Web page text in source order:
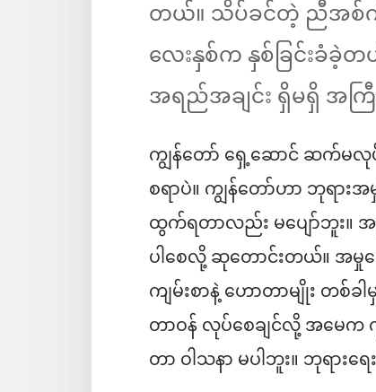
တယ်။ သိပ်ခင်တဲ့ ညီအ
လေးနှစ်က နှစ်ခြင်းခံခဲ့
အရည်အချင်း ရှိမရှိ အကြီ
ကျွန်တော် ရှေ့ဆောင် ဆက်
စရာပဲ။ ကျွန်တော်ဟာ ဘုရာ
ထွက်ရတာလည်း မပျော်ဘူး။ အ
ပါစေလို့ ဆုတောင်းတယ်။ အ
ကျမ်းစာနဲ့ ဟောတာမျိုး တစ်ခ
တာဝန် လုပ်စေချင်လို့ အမေ
တာ ဝါသနာ မပါဘူး။ ဘုရားရ